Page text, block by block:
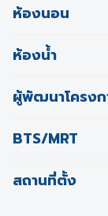
ห้องนอน
ห้องน้ำ
ผู้พัฒนาโครงก
BTS/MRT
สถานที่ตั้ง